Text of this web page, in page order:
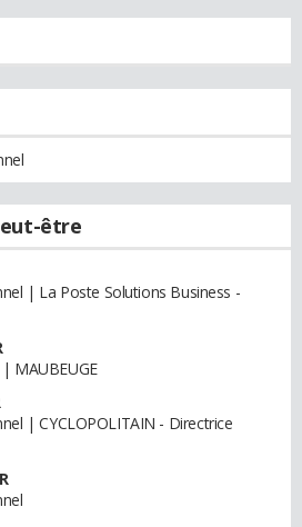
être
| La Poste Solutions Business -
MAUBEUGE
| CYCLOPOLITAIN - Directrice